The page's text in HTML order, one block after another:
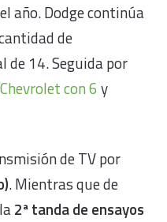
año. Dodge continúa
de
de 14. Seguida por
Chevrolet con 6 y
de TV por
. Mientras que de
2ª tanda de ensayos